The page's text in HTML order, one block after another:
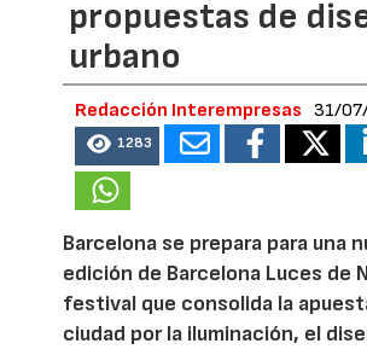
propuestas de
urbano
Redacción Interempresas 31/
1283
Barcelona se prepara para una
edición de Barcelona Luces de
festival que consolida la
ciudad por la iluminación, el